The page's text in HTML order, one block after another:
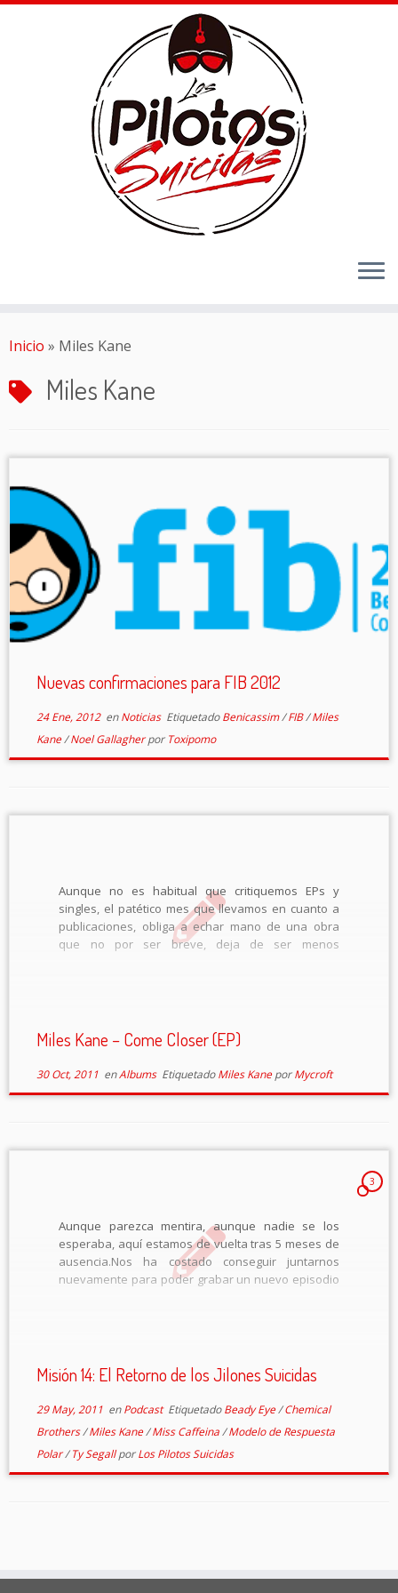
Inicio » Miles Kane
Miles Kane
Nuevas confirmaciones para FIB 2012
24 Ene, 2012enNoticias EtiquetadoBenicassim/FIB/Miles
Kane/Noel Gallagherpor Toxipomo
Aunque no es habitual que critiquemos EPs y
singles, el patético mes que llevamos en cuanto a
publicaciones, obliga a echar mano de una obra
que no por ser breve, deja de ser menos
Miles Kane – Come Closer (EP)
30 Oct, 2011enAlbums EtiquetadoMiles KaneporMycroft
3
Aunque parezca mentira, aunque nadie se los
esperaba, aquí estamos de vuelta tras 5 meses de
ausencia.Nos ha costado conseguir juntarnos
nuevamente para poder grabar un nuevo episodio
Misión 14: El Retorno de los Jilones Suicidas
29 May, 2011enPodcast EtiquetadoBeady Eye/Chemical
Brothers/Miles Kane/Miss Caffeina/Modelo de Respuesta
Polar/Ty SegallporLos Pilotos Suicidas